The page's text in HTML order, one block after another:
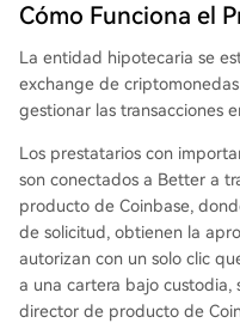
Cómo Funciona el
La entidad hipotecaria se
exchange de
gestionar las transacciones
Los prestatarios con
son conectados a Better a
producto de Coinbase,
de solicitud, obtienen la
autorizan con un solo clic
a una cartera bajo custodia,
director de producto de